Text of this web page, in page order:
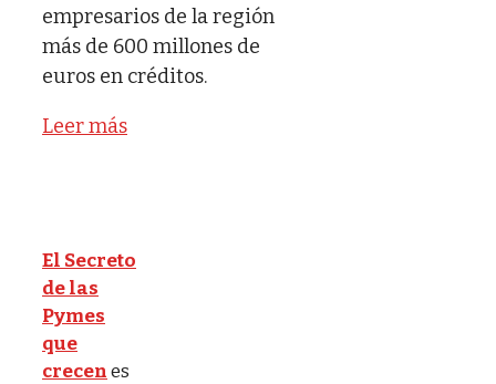
empresarios de la región
más de 600 millones de
euros en créditos.
Leer más
El Secreto
de las
Pymes
que
crecenes